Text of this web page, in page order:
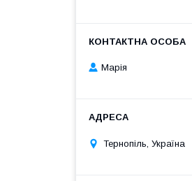
Марія
Тернопіль, Україна